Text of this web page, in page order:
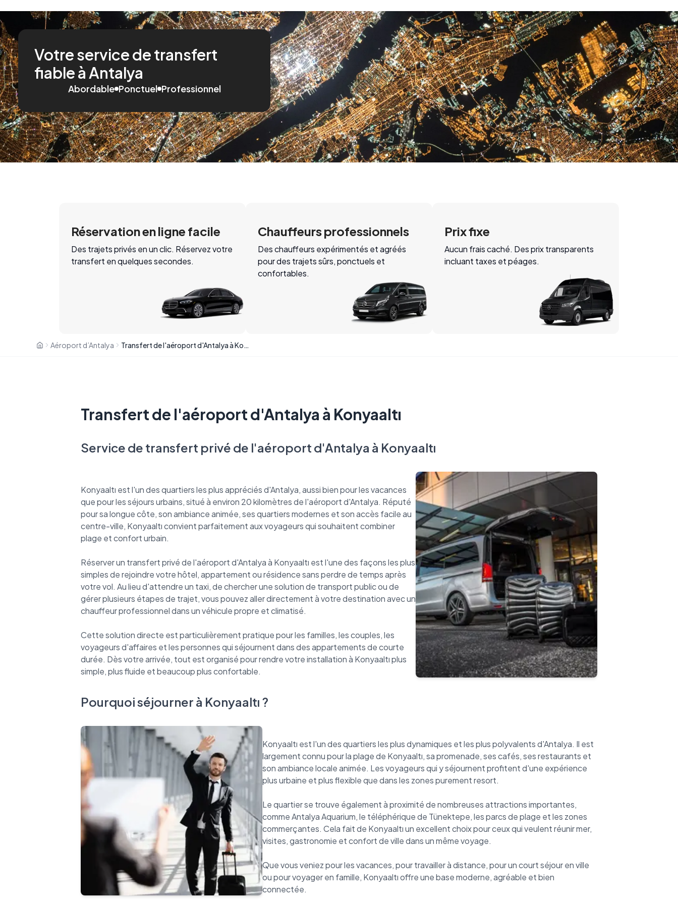
Votre service de transfert
fiable à Antalya
Abordable Ponctuel Professionnel
Réservation en ligne facile
Des trajets privés en un clic. Réservez votre
transfert en quelques secondes.
Chauffeurs professionnels
Des chauffeurs expérimentés et agréés
pour des trajets sûrs, ponctuels et
confortables.
Prix fixe
Aucun frais caché. Des prix transparents
incluant taxes et péages.
Aéroport d’Antalya Transfert de l'aéroport d'Antalya à Konyaaltı
Transfert de l'aéroport d'Antalya à Konyaaltı
Service de transfert privé de l'aéroport d'Antalya à Konyaaltı
Konyaaltı est l'un des quartiers les plus appréciés d'Antalya, aussi bien pour les vacances
que pour les séjours urbains, situé à environ 20 kilomètres de l'aéroport d'Antalya. Réputé
pour sa longue côte, son ambiance animée, ses quartiers modernes et son accès facile au
centre-ville, Konyaaltı convient parfaitement aux voyageurs qui souhaitent combiner
plage et confort urbain.
Réserver un transfert privé de l'aéroport d'Antalya à Konyaaltı est l'une des façons les plus
simples de rejoindre votre hôtel, appartement ou résidence sans perdre de temps après
votre vol. Au lieu d'attendre un taxi, de chercher une solution de transport public ou de
gérer plusieurs étapes de trajet, vous pouvez aller directement à votre destination avec un
chauffeur professionnel dans un véhicule propre et climatisé.
Cette solution directe est particulièrement pratique pour les familles, les couples, les
voyageurs d'affaires et les personnes qui séjournent dans des appartements de courte
durée. Dès votre arrivée, tout est organisé pour rendre votre installation à Konyaaltı plus
Pourquoi séjourner à Konyaaltı ?
Konyaaltı est l'un des quartiers les plus dynamiques et les plus polyvalents d'Antalya. Il est
largement connu pour la plage de Konyaaltı, sa promenade, ses cafés, ses restaurants et
son ambiance locale animée. Les voyageurs qui y séjournent profitent d'une expérience
plus urbaine et plus flexible que dans les zones purement resort.
Le quartier se trouve également à proximité de nombreuses attractions importantes,
comme Antalya Aquarium, le téléphérique de Tünektepe, les parcs de plage et les zones
commerçantes. Cela fait de Konyaaltı un excellent choix pour ceux qui veulent réunir mer,
visites, gastronomie et confort de ville dans un même voyage.
Que vous veniez pour les vacances, pour travailler à distance, pour un court séjour en ville
ou pour voyager en famille, Konyaaltı offre une base moderne, agréable et bien